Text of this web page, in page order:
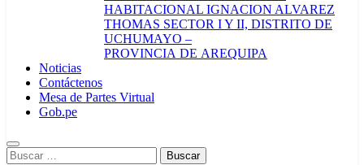
HABITACIONAL IGNACION ALVAREZ
THOMAS SECTOR I Y II, DISTRITO DE
UCHUMAYO –
PROVINCIA DE AREQUIPA
Noticias
Contáctenos
Mesa de Partes Virtual
Gob.pe
Buscar: